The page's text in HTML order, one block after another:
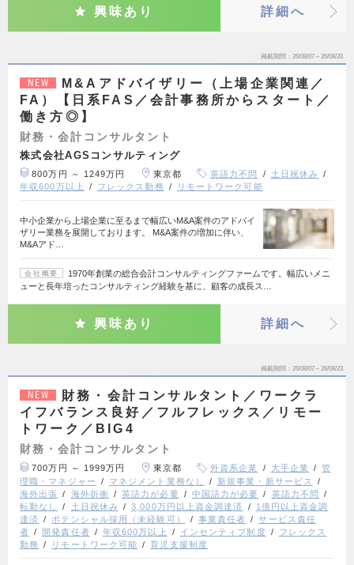
興味あり 詳細へ
掲載期間 26/08/07～26/08/20
NEW
M&Aアドバイザリー（上場企業関連／
FA）【日系FAS／会計事務所からスタート／
働き方◎】
財務・会計コンサルタント
株式会社AGSコンサルティング
800万円 ～ 1249万円 東京都 英語力不問
土日祝休み
年収600万以上
フレックス勤務 リモートワーク可能
中小企業から上場企業に至るまで幅広いM&A案件のアドバイ
ザリー業務を展開しております。 M&A案件の増加に伴い、
M&Aアド…
会社概要
1970年創業の総合会計コンサルティングファームです。幅広いメニ
ューと長年培ったコンサルティング経験を基に、顧客の成長ス…
興味あり 詳細へ
掲載期間 26/08/07～26/08/23
NEW
財務・会計コンサルタント／ワークラ
イフバランス良好／フルフレックス／リモー
トワーク／BIG4
財務・会計コンサルタント
700万円 ～ 1999万円 東京都 外資系企業 大手企業
管
理職・マネジャー
マネジメント業務なし
新規事業・新サービス
海外出張
海外折衝 英語力が必要 中国語力が必要
英語力不問
転勤なし
土日祝休み 3,000万円以上資金調達済
1億円以上資金調
達済
ポテンシャル採用（未経験可） 事業責任者
サービス責任
者
開発責任者 年収600万以上 インセンティブ制度
フレックス
勤務
リモートワーク可能 育児支援制度